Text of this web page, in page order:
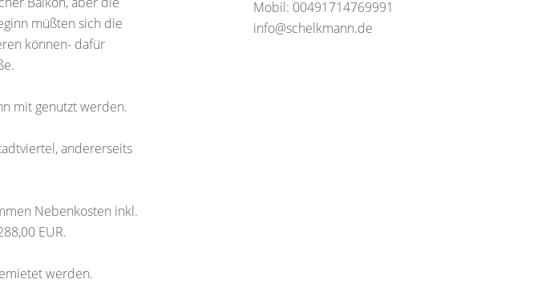
müßten sich die
können- dafür
mit genutzt werden.
andererseits
Nebenkosten inkl.
EUR.
werden.
Mobil: 00491714769991
info@schelkmann.de